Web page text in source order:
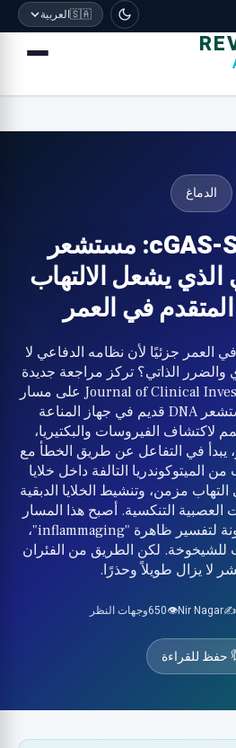
🇸🇦العربية
الدماغ
مسار cGAS-STING: مستشعر
يشعل الالتهاب
في العمر
العمر جزئيًا لأن نظامه الدفاعي لا
والضرر الذاتي؟ تركز مراجعة جديدة
نُشرت في مجلة Journal of Clinical Investigation على مسار
cGAS-STING، وهو مستشعر DNA قديم في جهاز المناعة
الفيروسات والبكتيريا،
يبدأ في التفاعل عن طريق الخطأ مع
الميتوكوندريا التالفة داخل خلايا
مزمن، وتنشيط الخلايا الدبقية
العصبية التنكسية. أصبح هذا المسار
أحد أكثر المرشحين سخونة لتفسير ظاهرة "inflammaging"،
للشيخوخة. لكن الطريق من الفئران
لا يزال طويلاً وحذرًا.
✍️
Nir Nagar
👁️
650وجهات النظر
حفظ للقراءة